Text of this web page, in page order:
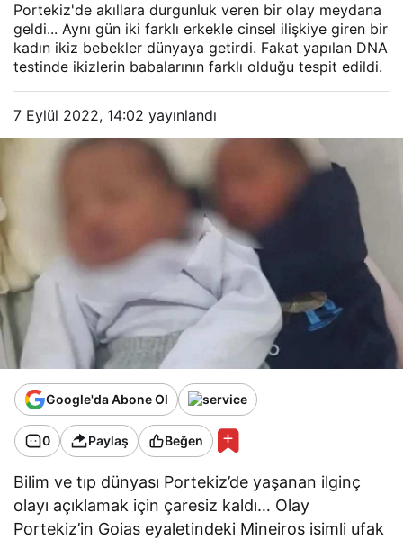
Portekiz'de akıllara durgunluk veren bir olay meydana
geldi... Aynı gün iki farklı erkekle cinsel ilişkiye giren bir
kadın ikiz bebekler dünyaya getirdi. Fakat yapılan DNA
testinde ikizlerin babalarının farklı olduğu tespit edildi.
7 Eylül 2022, 14:02 yayınlandı
Google'da Abone Ol
0 Paylaş Beğen
Bilim ve tıp dünyası Portekiz’de yaşanan ilginç
olayı açıklamak için çaresiz kaldı… Olay
Portekiz’in Goias eyaletindeki Mineiros isimli ufak